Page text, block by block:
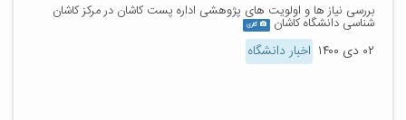
بررسی نیاز ها و اولویت های پژوهشی اداره پست کاشان در مرکز کاشان
شناسی دانشگاه کاشان گالری
۰۲ دی ۱۴۰۰ اخبار دانشگاه